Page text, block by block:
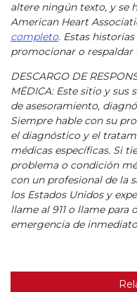
altere ningún texto, y se
American Heart
completo. Estas
promocionar o
DESCARGO DE
MÉDICA: Este sitio y
de asesoramiento,
Siempre hable con su
el diagnóstico y el
médicas específicas. Si
problema o condición
con un profesional de la
los Estados Unidos y
llame al 911 o llame para
emergencia de